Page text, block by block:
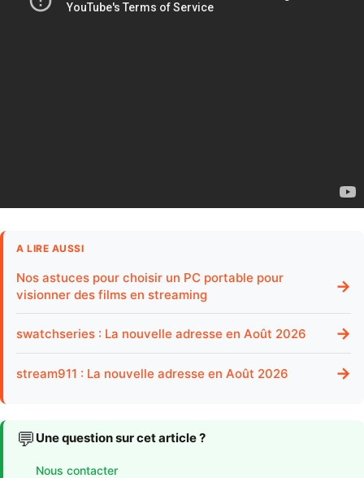
A LIRE AUSSI
Nos astuces pour choisir un PC portable pour
visionner des films en streaming
→
swatchseries : La nouvelle adresse en Août 2026 →
stream911 : La nouvelle adresse en Août 2026 →
💬 Une question sur cet article ?
Nous contacter